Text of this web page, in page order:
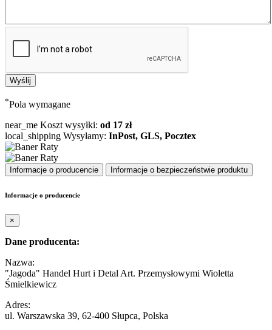
*Pola wymagane
near_me Koszt wysyłki: od 17 zł
local_shipping Wysyłamy: InPost, GLS, Pocztex
Informacje o producencie Informacje o bezpieczeństwie produktu
Informacje o producencie
×
Dane producenta:
Nazwa:
"Jagoda" Handel Hurt i Detal Art. Przemysłowymi Wioletta
Śmielkiewicz
Adres:
ul. Warszawska 39, 62-400 Słupca, Polska